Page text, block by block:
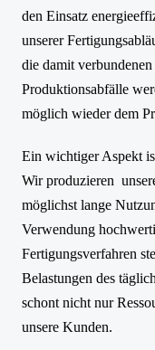
den Einsatz
unserer
die damit
Produktionsabfälle
möglich wieder dem
Ein wichtiger Aspekt
Wir produzieren
möglichst lange
Verwendung
Fertigungsverfahren
Belastungen des
schont nicht nur
unsere Kunden.